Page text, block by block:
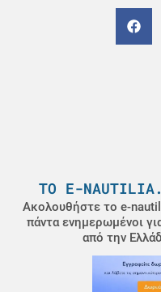
ΤΟ E-
Ακολουθήστε το e-
πάντα ενημερωμένοι
από την